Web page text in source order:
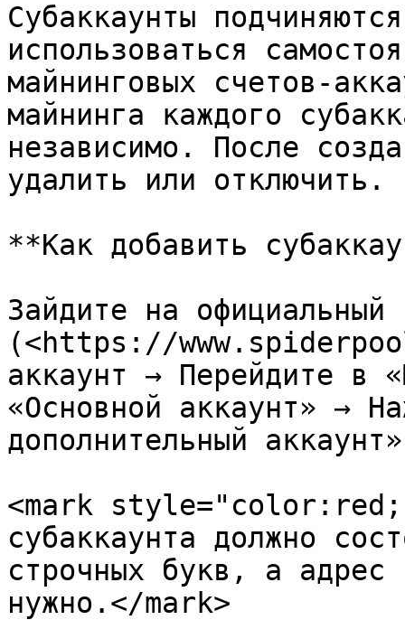
Субаккаунты
использоваться
майнинговых счетов-
майнинга каждого
независимо. После
удалить или отключить.
**Как добавить
Зайдите на
(<https://
аккаунт → Перейдите в
«Основной аккаунт» →
дополнительный аккаунт»
<mark
субаккаунта должно
строчных букв, а адрес
нужно.</mark>